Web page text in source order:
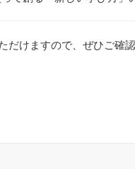
けますので、ぜひご確